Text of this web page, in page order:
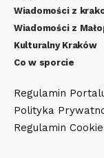
Wiadomości z
Wiadomości z
Kulturalny Kraków
Co w sporcie
Regulamin
Polityka
Regulamin